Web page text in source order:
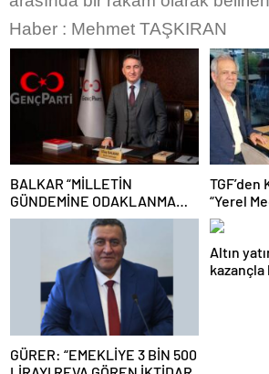
Haber : Mehmet TAŞKIRAN
BALKAR “MİLLETİN
GÜNDEMİNE ODAKLANMA
ZAMANIDIR”
TGF’den
“Yerel
GÜRER: “EMEKLİYE 3 BİN 500
Altın
kazançla